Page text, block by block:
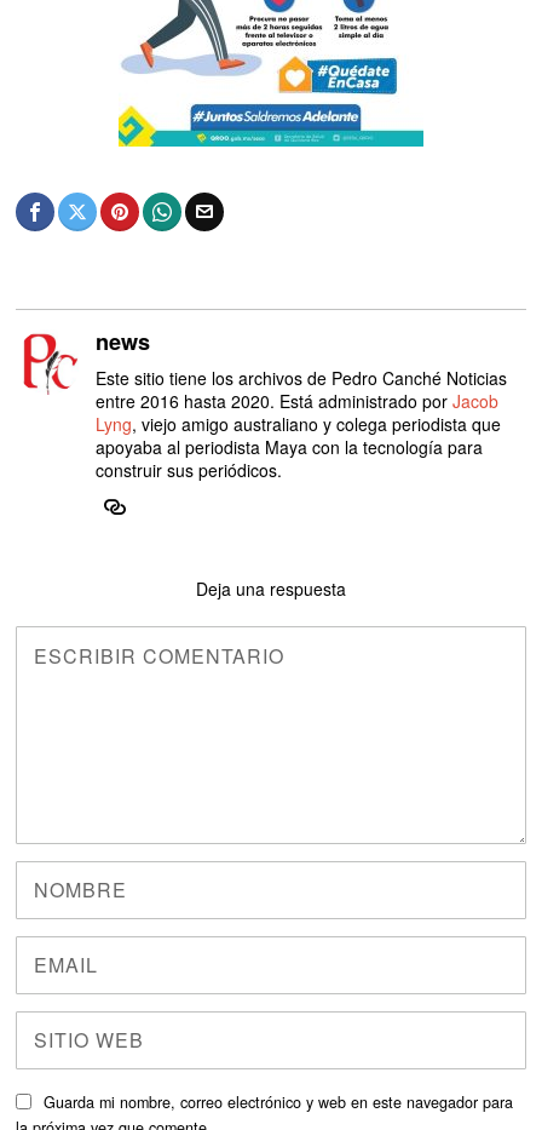
news
Este sitio tiene los archivos de Pedro Canché Noticias
entre 2016 hasta 2020. Está administrado porJacob
Lyng, viejo amigo australiano y colega periodista que
apoyaba al periodista Maya con la tecnología para
construir sus periódicos.
Deja una respuesta
Guarda mi nombre, correo electrónico y web en este navegador para